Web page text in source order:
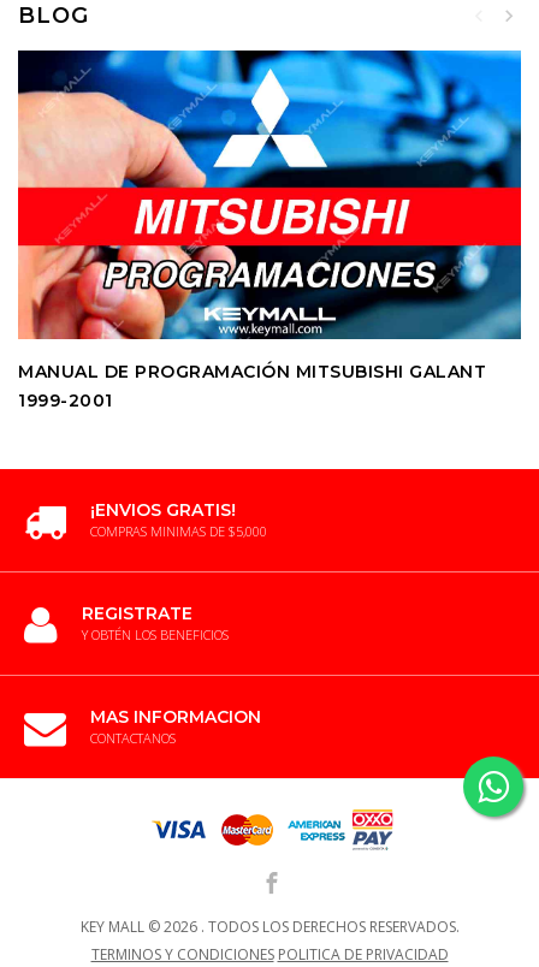
BLOG
MANUAL DE PROGRAMACIÓN MITSUBISHI GALANT
1999-2001
¡ENVIOS GRATIS!
COMPRAS MINIMAS DE $5,000
REGISTRATE
Y OBTÉN LOS BENEFICIOS
MAS INFORMACION
CONTACTANOS
KEY MALL ©2026 . TODOS LOS DERECHOS RESERVADOS.
TERMINOS Y CONDICIONES POLITICA DE PRIVACIDAD